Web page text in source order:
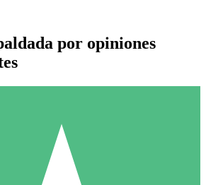
Créditos Individuales
por opiniones